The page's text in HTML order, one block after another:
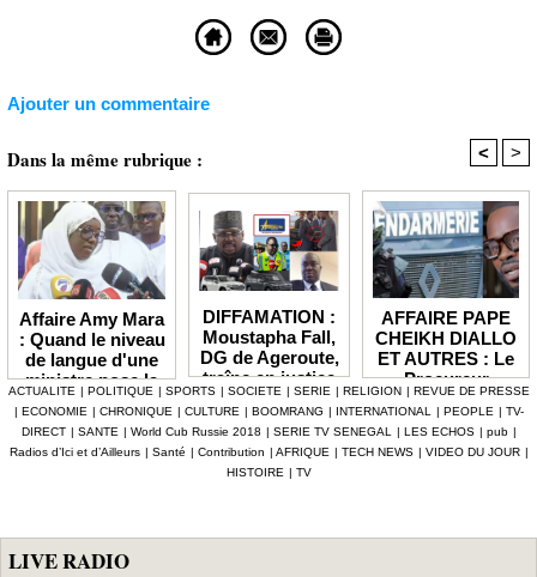
Ajouter un commentaire
Dans la même rubrique : < >
Affaire Amy Mara
: Quand le niveau
de langue d'une
ministre pose la
question de la
compétence et de
la crédibilité de
l'État
DIFFAMATION :
Moustapha Fall,
DG de Ageroute,
traîne en justice
l’ex DRH Cheikh
Amet Tidiane
Thiam
AFFAIRE PAPE
CHEIKH DIALLO
ET AUTRES : Le
Procureur
interjette appel et
maintient en
prison ceux qui
ont été placés
ACTUALITE POLITIQUE SPORTS SOCIETE SERIE RELIGION
REVUE DE PRESSE
ECONOMIE CHRONIQUE CULTURE BOOMRANG INTERNATIONAL PEOPLE
TV-
DIRECT
SANTE World Cub Russie 2018 SERIE TV SENEGAL LES ECHOS pub
Radios d’Ici et d’Ailleurs
Santé Contribution AFRIQUE TECH NEWS VIDEO DU JOUR
HISTOIRE
TV
LIVE RADIO